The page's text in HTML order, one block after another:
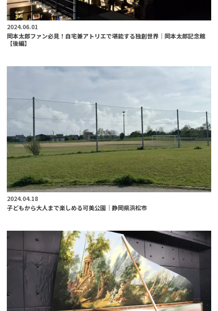
2024.06.01
岡本太郎ファン必見！自宅兼アトリエで堪能する独創世界｜岡本太郎記念館
【後編】
2024.04.18
子どもから大人まで楽しめる可美公園｜静岡県浜松市